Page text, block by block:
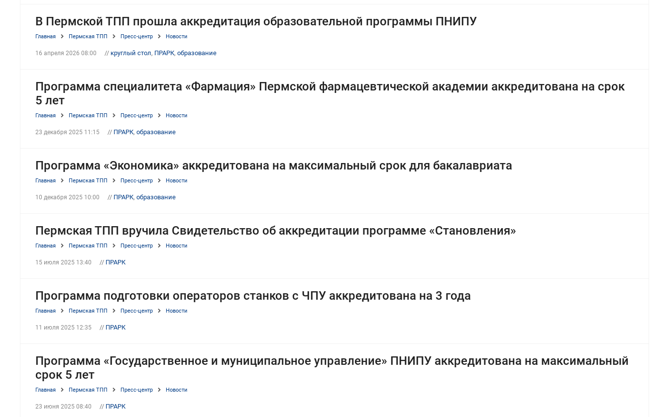
В Пермской ТПП прошла аккредитация образовательной программы ПНИПУ
Главная Пермская ТПП Пресс-центр Новости
16 апреля 2026 08:00 // круглый стол, ПРАРК, образование
Программа специалитета «Фармация» Пермской фармацевтической академии аккредитована на срок
5 лет
Главная Пермская ТПП Пресс-центр Новости
23 декабря 2025 11:15 // ПРАРК, образование
Программа «Экономика» аккредитована на максимальный срок для бакалавриата
Главная Пермская ТПП Пресс-центр Новости
10 декабря 2025 10:00 // ПРАРК, образование
Пермская ТПП вручила Свидетельство об аккредитации программе «Становления»
Главная Пермская ТПП Пресс-центр Новости
15 июля 2025 13:40 // ПРАРК
Программа подготовки операторов станков с ЧПУ аккредитована на 3 года
Главная Пермская ТПП Пресс-центр Новости
11 июля 2025 12:35 // ПРАРК
Программа «Государственное и муниципальное управление» ПНИПУ аккредитована на максимальный
срок 5 лет
Главная Пермская ТПП Пресс-центр Новости
23 июня 2025 08:40 // ПРАРК